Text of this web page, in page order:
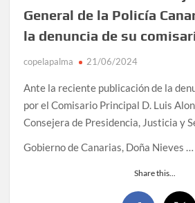
General de la Policía
la denuncia de su
copelapalma 21/06/2024
Ante la reciente publicación de la
por el Comisario Principal D. Luis
Consejera de Presidencia, Justicia y
Gobierno de Canarias, Doña Nieves …
Share this...